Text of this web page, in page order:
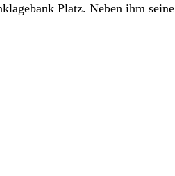
Platz. Neben ihm seine